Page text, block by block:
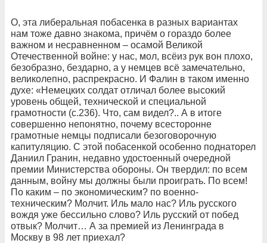
О, эта либеральная побасенка в разных вариантах
нам тоже давно знакома, причём о гораздо более
важном и несравненном – осамой Великой
Отечественной войне: у нас, мол, всёиз рук вон плохо,
безобразно, бездарно, а у немцев всё замечательно,
великолепно, распрекрасно. И Фалин в таком именно
духе: «Немецких солдат отличал более высокий
уровень общей, технической и специальной
грамотности (с.236). Что, сам видел?.. А в итоге
совершенно непонятно, почему всесторонне
грамотные немцы подписали безоговорочную
капитуляцию. С этой побасенкой особенно поднаторел
Даниил Гранин, недавно удостоенный очередной
премии Министерства обороны. Он твердил: по всем
данным, войну мы должны были проиграть. По всем!
По каким – по экономическим? по военно-
техническим? Молчит. Иль мало нас? Иль русского
вождя уже бессильно слово? Иль русский от побед
отвык? Молчит… А за премией из Ленинграда в
Москву в 98 лет приехал?